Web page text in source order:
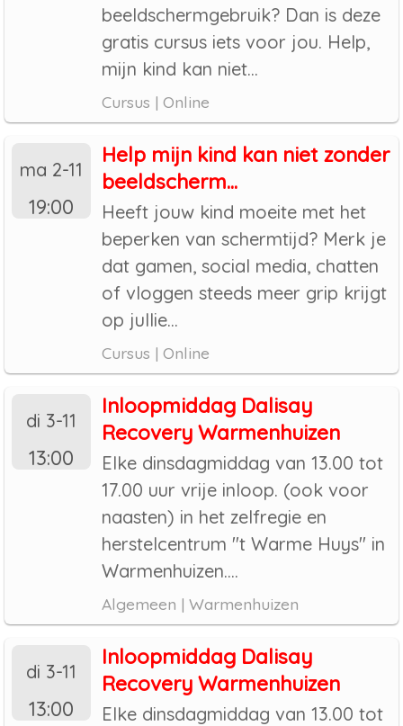
beeldschermgebruik? Dan is deze
gratis cursus iets voor jou. Help,
mijn kind kan niet...
Cursus | Online
ma 2-11
19:00
Help mijn kind kan niet zonder
beeldscherm...
Heeft jouw kind moeite met het
beperken van schermtijd? Merk je
dat gamen, social media, chatten
of vloggen steeds meer grip krijgt
op jullie...
Cursus | Online
di 3-11
13:00
Inloopmiddag Dalisay
Recovery Warmenhuizen
Elke dinsdagmiddag van 13.00 tot
17.00 uur vrije inloop. (ook voor
naasten) in het zelfregie en
herstelcentrum "t Warme Huys" in
Warmenhuizen....
Algemeen | Warmenhuizen
di 3-11
13:00
Inloopmiddag Dalisay
Recovery Warmenhuizen
Elke dinsdagmiddag van 13.00 tot